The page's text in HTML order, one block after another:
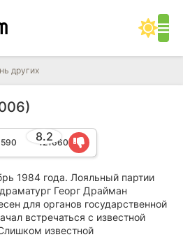
других
8.2
121660
1984 года. Лояльный партии
Георг Драйман
для органов государственной
встречаться с известной
известной